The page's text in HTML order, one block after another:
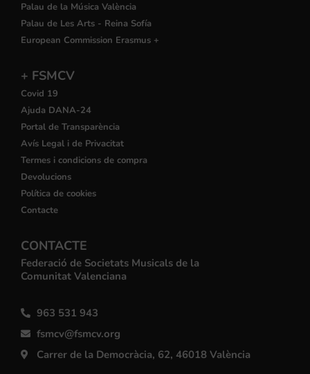
Palau de la Música València
Palau de Les Arts - Reina Sofía
European Commission Erasmus +
+ FSMCV
Covid 19
Ajuda DANA-24
Portal de Transparència
Avís Legal i de Privacitat
Termes i condicions de compra
Devolucions
Política de cookies
Contacte
CONTACTE
Federació de Societats Musicals de la
Comunitat Valenciana
963 531 943
fsmcv@fsmcv.org
Carrer de la Democràcia, 62, 46018 València